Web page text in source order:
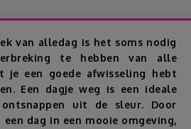
van alledag is het soms nodig
te hebben van alle
je een goede afwisseling hebt
Een dagje weg is een ideale
uit de sleur. Door
dag in een mooie omgeving,